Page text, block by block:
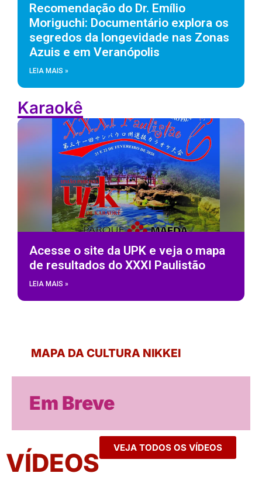
Recomendação do Dr. Emílio
Moriguchi: Documentário explora os
segredos da longevidade nas Zonas
Azuis e em Veranópolis
LEIA MAIS »
Karaokê
Acesse o site da UPK e veja o mapa
de resultados do XXXI Paulistão
LEIA MAIS »
MAPA DA CULTURA NIKKEI
Em Breve
VÍDEOS
VEJA TODOS OS VÍDEOS